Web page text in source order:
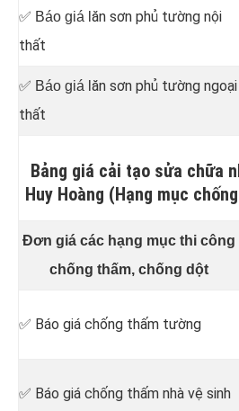
✅ Báo giá l ăn sơn phủ tường nội
thất
✅ Báo giá l ăn sơn phủ tường ngoại
thất
Bảng giá cải tạo sửa chữa
Huy Hoàng (Hạng mục
Đơn giá các hạng mục thi công
chống thấm, chống dột
✅ Báo giá chống thấm tường
✅ Báo giá chống thấm nhà vệ sinh